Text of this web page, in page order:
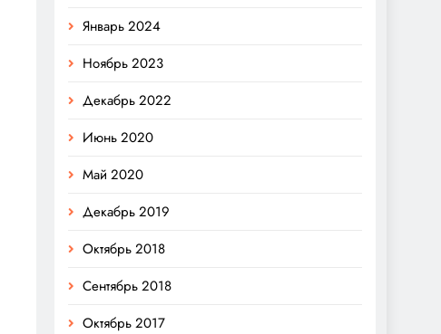
Январь 2024
Ноябрь 2023
Декабрь 2022
Июнь 2020
Май 2020
Декабрь 2019
Октябрь 2018
Сентябрь 2018
Октябрь 2017